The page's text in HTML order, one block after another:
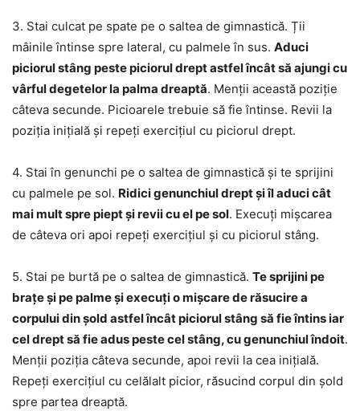
3. Stai culcat pe spate pe o saltea de gimnastică. Ții
mâinile întinse spre lateral, cu palmele în sus. Aduci
piciorul stâng peste piciorul drept astfel încât să ajungi cu
vârful degetelor la palma dreaptă. Menții această poziție
câteva secunde. Picioarele trebuie să fie întinse. Revii la
poziția inițială și repeți exercițiul cu piciorul drept.
4. Stai în genunchi pe o saltea de gimnastică și te sprijini
cu palmele pe sol. Ridici genunchiul drept și îl aduci cât
mai mult spre piept și revii cu el pe sol. Execuți mișcarea
de câteva ori apoi repeți exercițiul și cu piciorul stâng.
5. Stai pe burtă pe o saltea de gimnastică. Te sprijini pe
brațe și pe palme și execuți o mișcare de răsucire a
corpului din șold astfel încât piciorul stâng să fie întins iar
cel drept să fie adus peste cel stâng, cu genunchiul îndoit.
Menții poziția câteva secunde, apoi revii la cea inițială.
Repeți exercițiul cu celălalt picior, răsucind corpul din șold
spre partea dreaptă.